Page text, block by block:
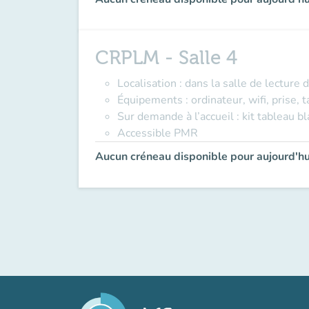
CRPLM - Salle 4
Localisation : dans la salle de lecture
Équipements : ordinateur, wifi, prise,
Sur demande à l’accueil : kit tableau
Accessible PMR
Aucun créneau disponible pour